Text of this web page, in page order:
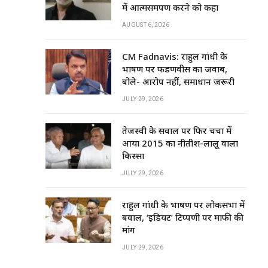
में आत्मसमर्पण करने को कहा
AUGUST 6, 2026
CM Fadnavis: राहुल गांधी के
भाषण पर फडणवीस का जवाब,
बोले- आरोप नहीं, समाधान जरूरी
JULY 29, 2026
तेजस्वी के सवाल पर फिर चर्चा में
आया 2015 का नीतीश-लालू वाला
किस्सा
JULY 29, 2026
राहुल गांधी के भाषण पर लोकसभा में
बवाल, ‘इडियट’ टिप्पणी पर माफी की
मांग
JULY 29, 2026